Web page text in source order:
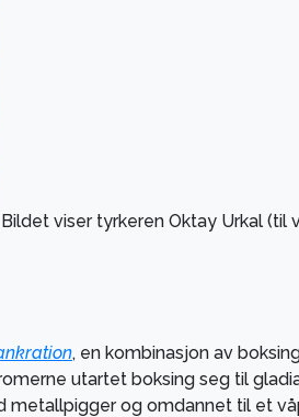
viser tyrkeren Oktay Urkal
, en kombinasjon av
utartet boksing seg til
og omdannet til et